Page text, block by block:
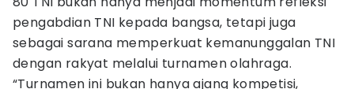
pengabdian TNI kepada bangsa, tetapi juga
sebagai sarana memperkuat kemanunggalan TNI
dengan rakyat melalui turnamen olahraga.
“Turnamen ini bukan hanya ajang kompetisi,